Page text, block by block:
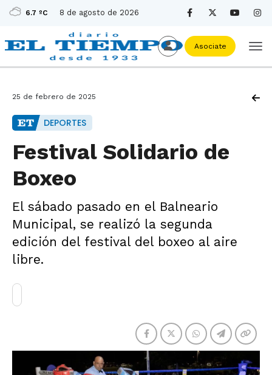
6.7 ºC 8 de agosto de 2026
Asociate
25 de febrero de 2025
DEPORTES
Festival Solidario de
Boxeo
El sábado pasado en el Balneario
Municipal, se realizó la segunda
edición del festival del boxeo al aire
libre.